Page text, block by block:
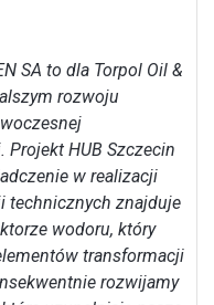
SA to dla Torpol Oil &
rozwoju
Projekt HUB Szczecin
w realizacji
technicznych znajduje
wodoru, który
transformacji
rozwijamy